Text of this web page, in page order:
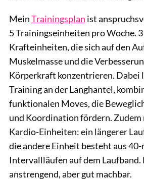
MeinTrainingsplan ist
5 Trainingseinheiten pro Woche.
Krafteinheiten, die sich auf den
Muskelmasse und die
Körperkraft konzentrieren. Dabei
Training an der Langhantel,
funktionalen Moves, die
und Koordination fördern. Zudem
Kardio-Einheiten: ein längerer
die andere Einheit besteht aus
Intervallläufen auf dem Laufband.
anstrengend, aber gut machbar.